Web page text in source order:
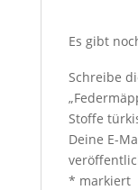
Es gibt
Schreibe
Stoffe
Deine E-
* markiert